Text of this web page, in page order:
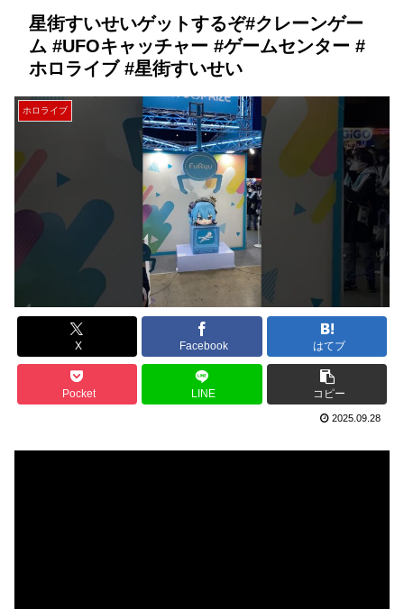
星街すいせいゲットするぞ#クレーンゲー
ム #UFOキャッチャー #ゲームセンター #
ホロライブ #星街すいせい
ホロライブ
X Facebook はてブ
Pocket LINE コピー
2025.09.28